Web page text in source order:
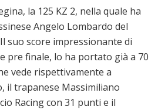
la 125 KZ 2, nella quale ha
Angelo Lombardo del
suo score impressionante di
pre finale, lo ha portato già a 70
vede rispettivamente a
il trapanese Massimiliano
Racing con 31 punti e il